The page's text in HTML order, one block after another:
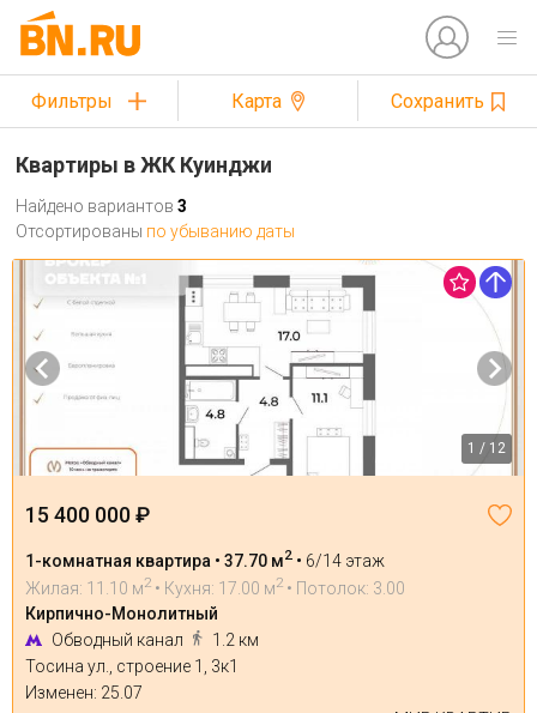
Фильтры Карта Сохранить
Квартиры в ЖК Куинджи
Найдено вариантов 3
Отсортированы по убыванию даты
1 / 12
15 400 000 ₽
1-комнатная квартира • 37.70 м2 • 6/14 этаж
Жилая: 11.10 м2 • Кухня: 17.00 м2 • Потолок: 3.00
Кирпично-Монолитный
Обводный канал
1.2 км
Тосина ул., строение 1, 3к1
Изменен: 25.07